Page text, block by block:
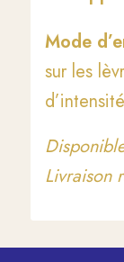
Mode
sur les
Livraison